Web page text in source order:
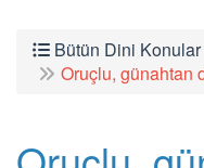
Bütün Dini Konular
Oruçlu, günahtan